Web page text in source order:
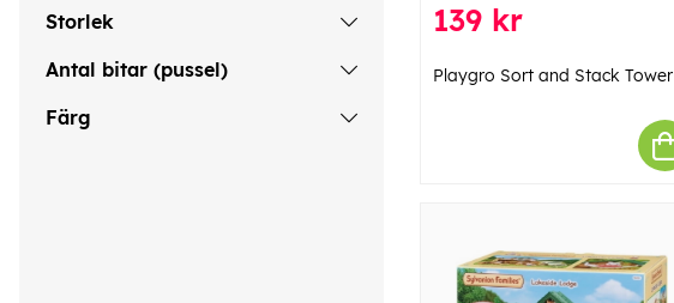
Storlek
Antal bitar (pussel)
Färg
139 kr
Playgro Sort and Stack Tower